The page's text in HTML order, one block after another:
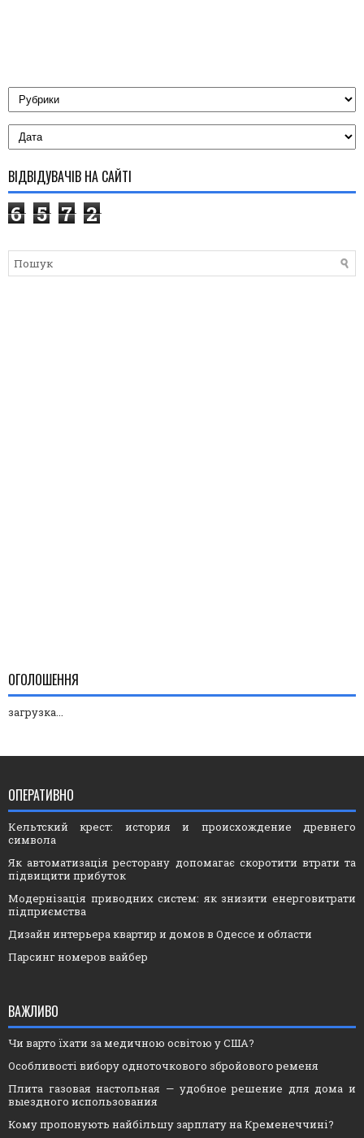
ВІДВІДУВАЧІВ НА САЙТІ
6 5 7 2
ОГОЛОШЕННЯ
загрузка...
ОПЕРАТИВНО
Кельтский крест: история и происхождение древнего
символа
Як автоматизація ресторану допомагає скоротити втрати та
підвищити прибуток
Модернізація приводних систем: як знизити енерговитрати
підприємства
Дизайн интерьера квартир и домов в Одессе и области
Парсинг номеров вайбер
ВАЖЛИВО
Чи варто їхати за медичною освітою у США?
Особливості вибору одноточкового збройового ременя
Плита газовая настольная — удобное решение для дома и
выездного использования
Кому пропонують найбільшу зарплату на Кременеччині?